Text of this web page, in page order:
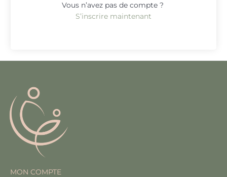
Vous n’avez pas de compte ?
S’inscrire maintenant
MON COMPTE